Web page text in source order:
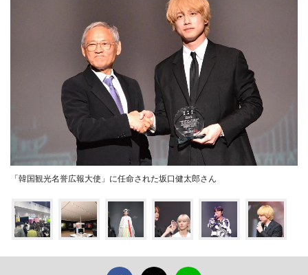
「韓国観光名誉広報大使」に任命された坂口健太郎さん